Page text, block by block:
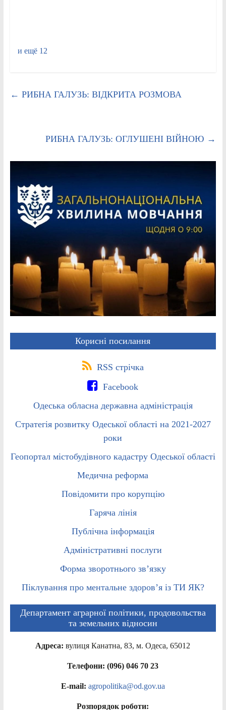
и ещё 12
← РИБНА ГАЛУЗЬ: ВІДКРИТА РОЗМОВА
РИБНА ГАЛУЗЬ: ОГЛУШЕНІ ВІЙНОЮ →
Корисні посилання
RSS стрічка
Facebook
Одеська обласна державна адміністрація
Стратегія розвитку Одеської області на 2021-2027
роки
Геопортал містобудівного кадастру Одеської області
Медична реформа
Повідомити про корупцію
Гаряча лінія
Публічна інформація
Адміністративні послуги
Форма зворотнього зв’язку
Піклування про ментальне здоров’я із ТИ ЯК?
Департамент аграрної політики, продовольства
та земельних відносин
Адреса: вулиця Канатна, 83, м. Одеса, 65012
Телефони: (096) 046 70 23
E-mail: agropolitika@od.gov.ua
Розпорядок роботи: